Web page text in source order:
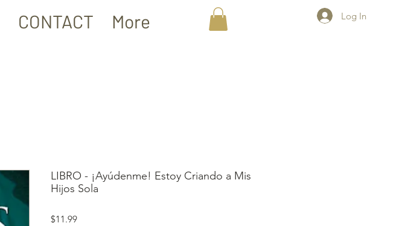
CONTACT More Log In
LIBRO - ¡Ayúdenme! Estoy Criando a Mis
Hijos Sola
$11.99Price